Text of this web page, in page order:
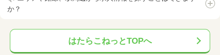
か？
はたらこねっとTOPへ